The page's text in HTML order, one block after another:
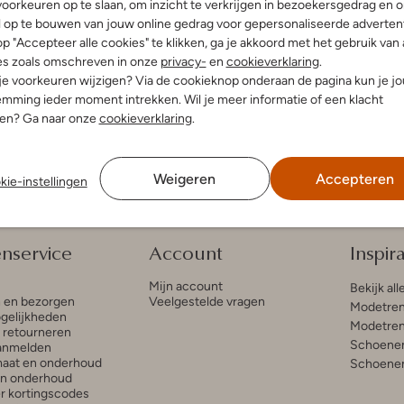
op te slaan, om inzicht te verkrijgen in bezoekersgedrag en
op te bouwen van jouw online gedrag voor gepersonaliseerde
"Accepteer alle cookies" te klikken, ga je akkoord met het gebruik van
zoals omschreven in onze privacy- en cookieverklaring.
voorkeuren wijzigen? Via de cookieknop onderaan de pagina kun je
ieder moment intrekken. Wil je meer informatie of een klacht
Ga naar onzecookieverklaring.
instellingen Weigeren Accepteren
€ 69,99
Notre-V
Enkelboots
€ 149,95 € 44,99
en bezorgen
retourneren
en onderhoud
onderhoud
kortingscodes
Account
Mijn account
Veelgestelde vragen
Bekijk